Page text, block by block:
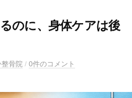
のに、身体ケアは後
骨院 / 0件のコメント